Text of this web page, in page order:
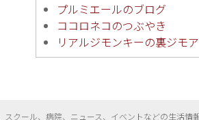
プルミエールのブログ
ココロネコのつぶやき
リアルジモンキーの裏ジモア
スクール、病院、ニュース、イベントなどの生活情